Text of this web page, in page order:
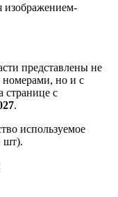
изображением-
представлены не
но и с
странице с
.
используемое
шт).